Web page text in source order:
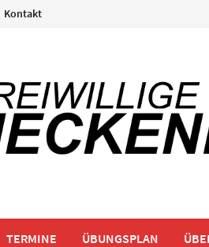
Kontakt
TERMINE ÜBUNGSPLAN